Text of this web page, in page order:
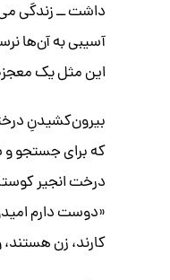
داشت ‌ــ‌ زندگی
آسیبی به آن‌ها
این مثل یک
بیرون‌کشیدنِ
که برای جستجو و
درخت انجیر
«دوست دارم
کارند، زن